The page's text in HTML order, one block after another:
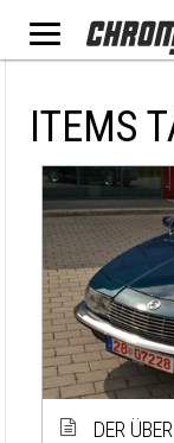
ITEMS
DER